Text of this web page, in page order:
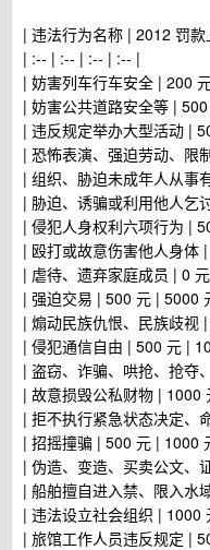
| 违法行为名称 | 2012 罚
| :-- | :-- | :-- | :-- |
| 妨害列车行车安全 | 200
| 妨害公共道路安全等 |
| 违反规定举办大型活动 |
| 恐怖表演、强迫劳动、限
| 组织、胁迫未成年人从事
| 胁迫、诱骗或利用他人乞
| 侵犯人身权利六项行为 |
| 殴打或故意伤害他人身体
| 虐待、遗弃家庭成员 | 0
| 强迫交易 | 500 元 | 5000
| 煽动民族仇恨、民族歧视
| 侵犯通信自由 | 500 元 |
| 盗窃、诈骗、哄抢、抢夺
| 故意损毁公私财物 |
| 拒不执行紧急状态决定、
| 招摇撞骗 | 500 元 | 1000
| 伪造、变造、买卖公文、
| 船舶擅自进入禁、限入水
| 违法设立社会组织 |
| 旅馆工作人员违反规定 |